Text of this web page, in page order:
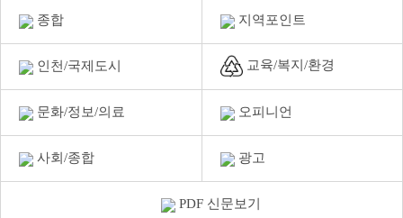
종합 지역포인트
인천/국제도시 교육/복지/환경
문화/정보/의료 오피니언
사회/종합 광고
PDF 신문보기